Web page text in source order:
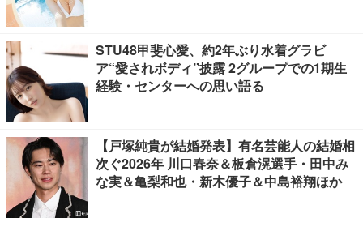
STU48甲斐心愛、約2年ぶり水着グラビ
ア“愛されボディ”披露 2グループでの1期生
経験・センターへの思い語る
【戸塚純貴が結婚発表】有名芸能人の結婚相
次ぐ2026年 川口春奈＆板倉滉選手・田中み
な実＆亀梨和也・新木優子＆中島裕翔ほか